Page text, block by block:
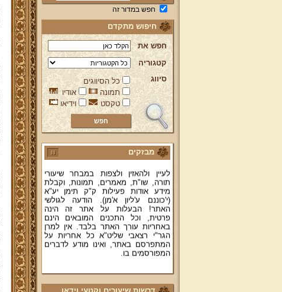
חפש במדור זה
חיפוש מתקדם
חפש את
קטגוריה
סיווג
כל הסיווגים
תמונה
אודיו
טקסט
וידיאו
מבזקים
ברוכים הבאים לאתר מהרי"ץ
יד מהרי"ץ - פורטל תורני למורשת יהדות
תימן, האתר הרשמי להנצחת מורשתו
של גאון רבני תימן ותפארתם מהרי"ץ
זצוק"ל. באתר תמצאו גם תכנים תורניים
והלכתיים רבים של מרן הגאון הרב יצחק
רצאבי שליט"א - פוסק עדת תימן,
מחבר ספרי שלחן ערוך המקוצר ח"ח
ושו"ת עולת יצחק ג"ח ועוד, וכן תוכלו
לעיין ולהאזין ולצפות במבחר שיעורי
תורה, שו"ת, מאמרים, תמונות, וקבלת
מידע אודות פעילות ק"ק תימן יע"א
(י'כוננם ע'ליון א'מן). הודעה לגולשי
האתר! הבעלות על אתר זה הינה
פרטית, וכל התכנים המובאים הינם
באחריות עורך האתר בלבד. אין למרן
הגר"י רצאבי שליט"א כל אחריות על
המתפרסם באתר, ואינו מודע לדברים
המפורסמים בו.
פניה נרגשת אל אחינו בני עדת תימן